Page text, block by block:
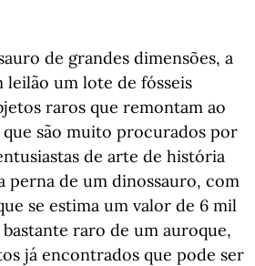
de grandes dimensões, a
leilão um lote de fósseis
raros que remontam ao
são muito procurados por
de arte de história
perna de um dinossauro, com
se estima um valor de 6 mil
raro de um auroque,
já encontrados que pode ser